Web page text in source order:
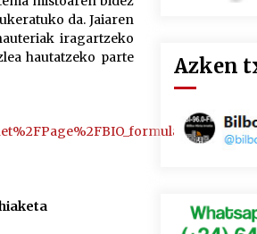
da. Jaiaren
iragartzeko
hautatzeko parte
Azken